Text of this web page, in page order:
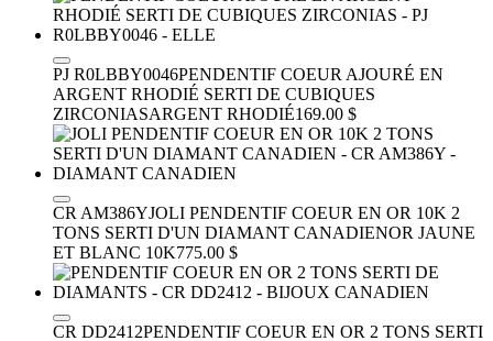
PJ R0LBBY0046PENDENTIF COEUR AJOURÉ EN
ARGENT RHODIÉ SERTI DE CUBIQUES
ZIRCONIASARGENT RHODIÉ169.00 $
CR AM386YJOLI PENDENTIF COEUR EN OR 10K 2
TONS SERTI D'UN DIAMANT CANADIENOR JAUNE
ET BLANC 10K775.00 $
CR DD2412PENDENTIF COEUR EN OR 2 TONS SERTI